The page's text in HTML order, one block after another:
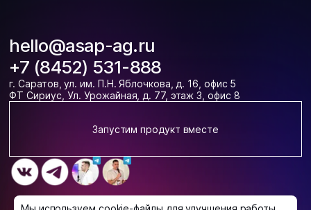
hello@asap-ag.ru
+7 (8452) 531-888
г. Саратов, ул. им. П.Н. Яблочкова, д. 16, офис 5
ФТ Сириус, Ул. Урожайная, д. 77, этаж 3, офис 8
Запустим продукт вместе